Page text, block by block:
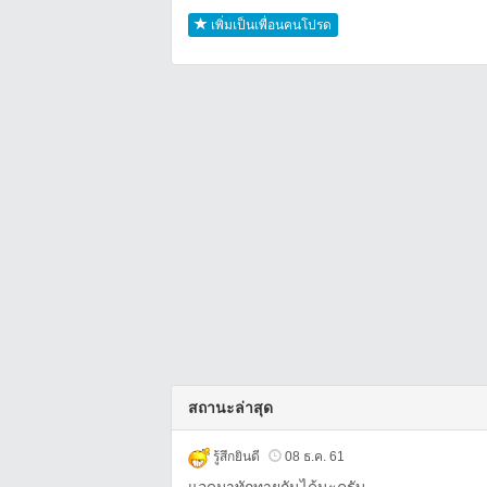
เพิ่มเป็นเพื่อนคนโปรด
สถานะล่าสุด
รู้สึกยินดี 08 ธ.ค. 61